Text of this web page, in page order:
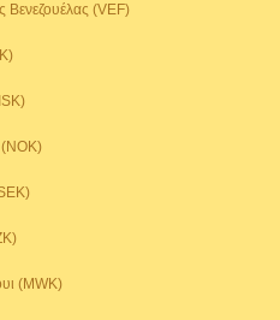
Βενεζουέλας (VEF)
(MWK)